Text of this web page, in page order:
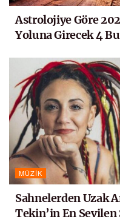
Astrolojiye Göre
Yoluna Girecek 4
MÜZIK
Sahnelerden Uzak
Tekin’in En Sevilen